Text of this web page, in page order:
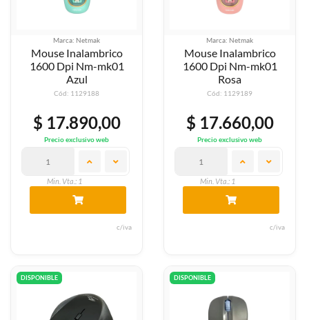
Marca: Netmak
Mouse Inalambrico
1600 Dpi Nm-mk01
Azul
Cód: 1129188
$ 17.890,00
Precio exclusivo web
Min. Vta.: 1
c/iva
Marca: Netmak
Mouse Inalambrico
1600 Dpi Nm-mk01
Rosa
Cód: 1129189
$ 17.660,00
Precio exclusivo web
Min. Vta.: 1
c/iva
DISPONIBLE DISPONIBLE